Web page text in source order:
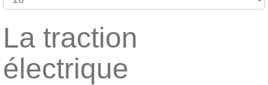
La traction
électrique